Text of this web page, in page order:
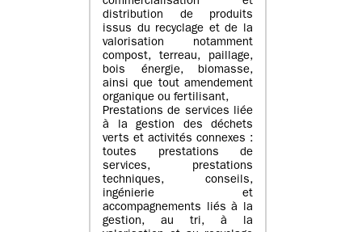
distribution de produits
issus du recyclage et de la
valorisation notamment
compost, terreau, paillage,
bois énergie, biomasse,
ainsi que tout amendement
organique ou fertilisant,
Prestations de services liée
à la gestion des déchets
verts et activités connexes :
toutes prestations de
services, prestations
techniques, conseils,
ingénierie et
accompagnements liés à la
gestion, au tri, à la